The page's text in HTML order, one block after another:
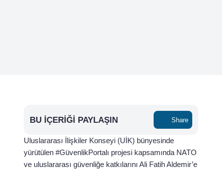
BU İÇERIĞI PAYLAŞIN Share
Uluslararası İlişkiler Konseyi (UİK) bünyesinde
yürütülen #GüvenlikPortalı projesi kapsamında NATO
ve uluslararası güvenliğe katkılarını Ali Fatih Aldemir’e